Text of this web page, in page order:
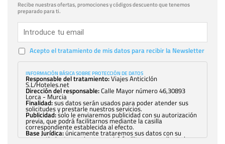
Recibe nuestras ofertas, promociones y códigos descuento que tenemos
preparado para ti.
Acepto el tratamiento de mis datos para recibir la Newsletter
INFORMACIÓN BÁSICA SOBRE PROTECCIÓN DE DATOS
Responsable del tratamiento:Viajes Anticiclón
S.L/Hoteles.net
Dirección del responsable:Calle Mayor número 46,30893
Lorca - Murcia
Finalidad:sus datos serán usados para poder atender sus
solicitudes y prestarle nuestros servicios.
Publicidad:solo le enviaremos publicidad con su autorización
previa, que podrá facilitarnos mediante la casilla
correspondiente establecida al efecto.
Base Jurídica:únicamente trataremos sus datos con su
consentimiento previo, que podrá facilitarnos mediante la